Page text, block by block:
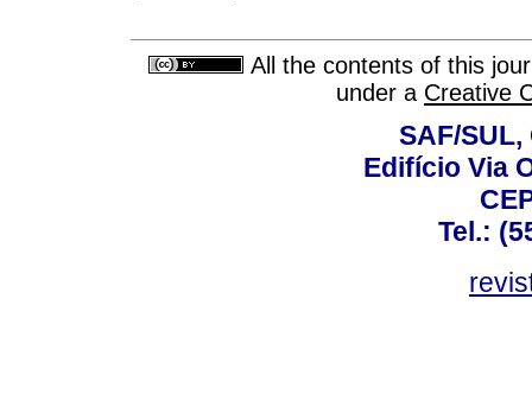
All the contents of this
under a Creative
SAF/
Edifício Via
Tel.: